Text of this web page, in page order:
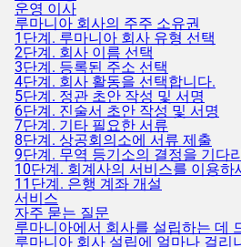
운영 이사
루마니아 회사의 주주 소유권
1단계. 루마니아 회사 유형 선택
2단계. 회사 이름 선택
3단계. 등록된 주소 선택
4단계. 회사 활동을 선택합니다.
5단계. 정관 초안 작성 및 서명
6단계. 진술서 초안 작성 및 서명
7단계. 기타 필요한 서류
8단계. 상공회의소에 서류 제출
9단계. 무역 등기소의 결정을 기다
10단계. 회계사의 서비스를 이용하
11단계. 은행 계좌 개설
서비스
자주 묻는 질문
루마니아에서 회사를 설립하는 데
루마니아 회사 설립에 얼마나 걸리